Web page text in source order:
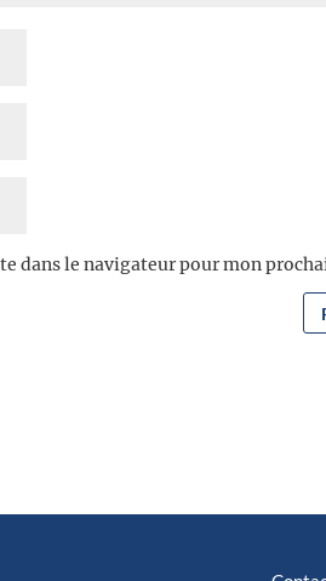
dans le navigateur pour mon